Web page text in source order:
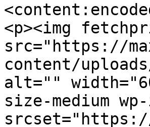
<p><img
src="https://
content/
alt=""
size-medium
srcset="https://